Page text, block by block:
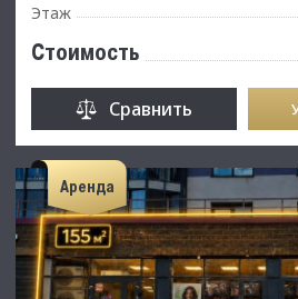
Этаж
Стоимость
Сравнить
Аренда